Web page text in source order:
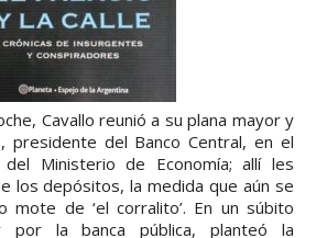
Cavallo reunió a su plana mayor y
presidente del Banco Central, en el
Ministerio de Economía; allí les
los depósitos, la medida que aún se
mote de ‘el corralito’. En un súbito
por la banca pública, planteó la